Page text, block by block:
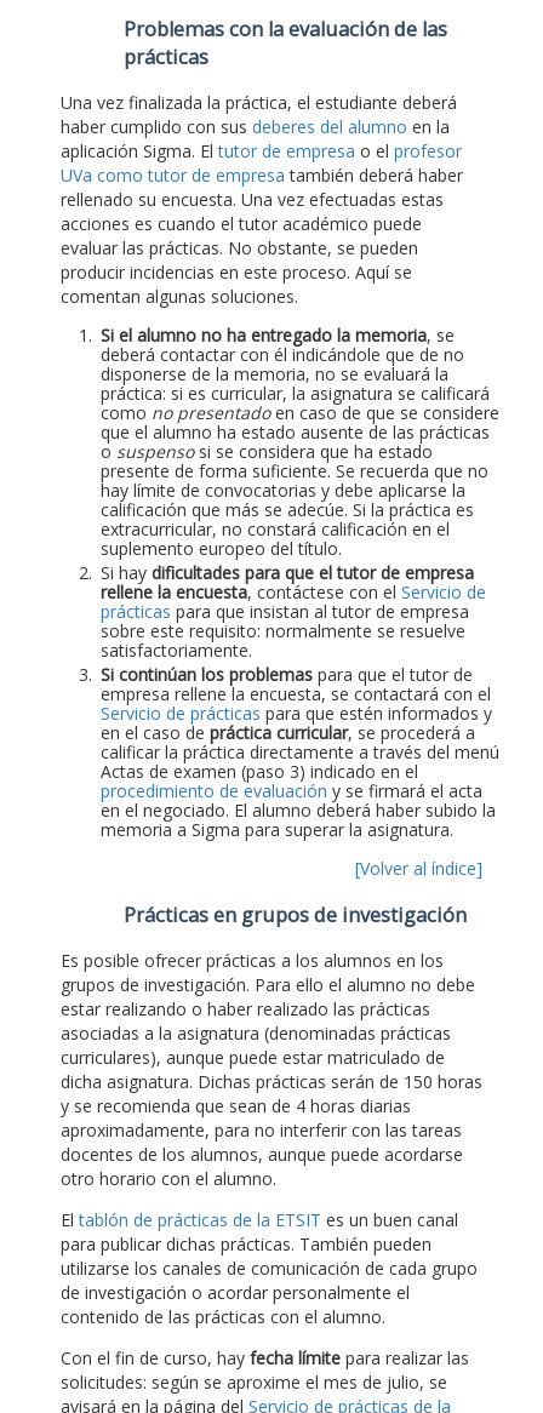
Problemas con la evaluación de las
prácticas
Una vez finalizada la práctica, el estudiante deberá
haber cumplido con sus deberes del alumno en la
aplicación Sigma. Eltutor de empresa o el profesor
UVa como tutor de empresa también deberá haber
rellenado su encuesta. Una vez efectuadas estas
acciones es cuando el tutor académico puede
evaluar las prácticas. No obstante, se pueden
producir incidencias en este proceso. Aquí se
comentan algunas soluciones.
Si el alumno no ha entregado la memoria, se
deberá contactar con él indicándole que de no
disponerse de la memoria, no se evaluará la
práctica: si es curricular, la asignatura se calificará
como no presentadoen caso de que se considere
que el alumno ha estado ausente de las prácticas
o suspensosi se considera que ha estado
presente de forma suficiente. Se recuerda que no
hay límite de convocatorias y debe aplicarse la
calificación que más se adecúe. Si la práctica es
extracurricular, no constará calificación en el
suplemento europeo del título.
Si hay dificultades para que el tutor de empresa
rellene la encuesta, contáctese con el Servicio de
prácticas para que insistan al tutor de empresa
sobre este requisito: normalmente se resuelve
satisfactoriamente.
Si continúan los problemas para que el tutor de
empresa rellene la encuesta, se contactará con el
Servicio de prácticas para que estén informados y
en el caso de práctica curricular, se procederá a
calificar la práctica directamente a través del menú
Actas de examen (paso 3) indicado en el
procedimiento de evaluación y se firmará el acta
en el negociado. El alumno deberá haber subido la
memoria a Sigma para superar la asignatura.
[Volver al índice]
Prácticas en grupos de investigación
Es posible ofrecer prácticas a los alumnos en los
grupos de investigación. Para ello el alumno no debe
estar realizando o haber realizado las prácticas
asociadas a la asignatura (denominadas prácticas
curriculares), aunque puede estar matriculado de
dicha asignatura. Dichas prácticas serán de 150 horas
y se recomienda que sean de 4 horas diarias
aproximadamente, para no interferir con las tareas
docentes de los alumnos, aunque puede acordarse
otro horario con el alumno.
Eltablón de prácticas de la ETSIT es un buen canal
para publicar dichas prácticas. También pueden
utilizarse los canales de comunicación de cada grupo
de investigación o acordar personalmente el
contenido de las prácticas con el alumno.
Con el fin de curso, hay fecha límite para realizar las
solicitudes: según se aproxime el mes de julio, se
avisará en la página del Servicio de prácticas de la